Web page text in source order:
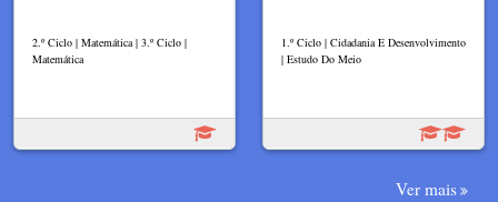
2.º Ciclo | Matemática | 3.º Ciclo |
Matemática
1.º Ciclo | Cidadania E Desenvolvimento
| Estudo Do Meio
Ver mais